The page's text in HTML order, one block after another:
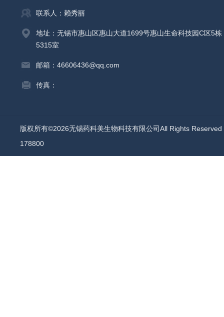
联系人：赖秀丽
地址：无锡市惠山区惠山大道1699号惠山生命科技园C区5栋
5315室
邮箱：46606436@qq.com
传真：
版权所有©2026无锡药科美生物科技有限公司All Rights
178800